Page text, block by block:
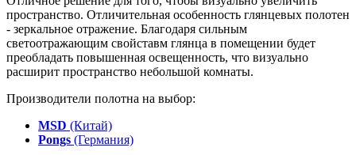
пространство. Отличительная особенность глянцевых полотен
- зеркальное отражение. Благодаря сильным
светоотражающим свойставм глянца в помещении будет
преобладать повышенная освещенность, что визуально
расширит пространство небольшой комнаты.
Производители полотна на выбор:
MSD (Китай)
Pongs (Германия)